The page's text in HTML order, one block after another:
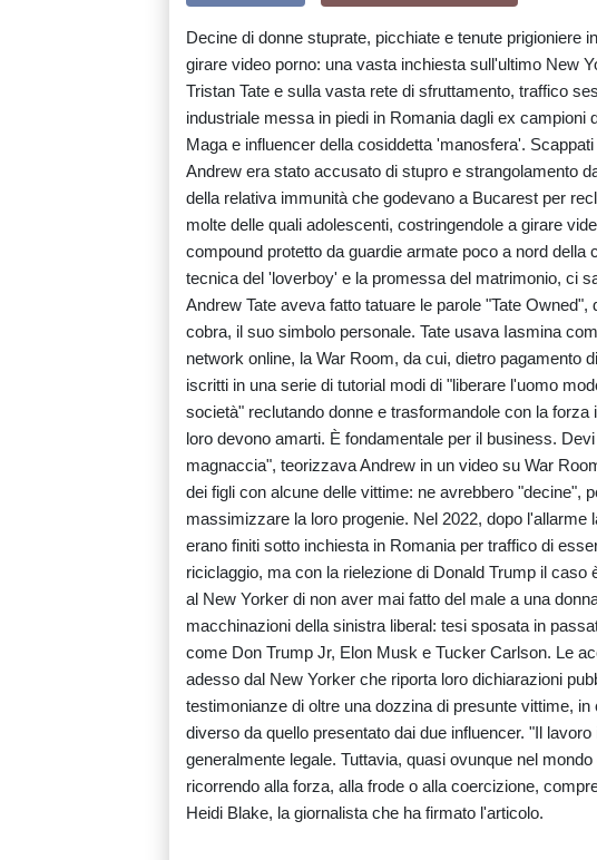
Decine di donne stuprate, picchiate e tenute prigioniere
girare video porno: una vasta inchiesta sull'ultimo New
Tristan Tate e sulla vasta rete di sfruttamento, traffico
industriale messa in piedi in Romania dagli ex
Maga e influencer della cosiddetta 'manosfera'.
Andrew era stato accusato di stupro e strangolamento
della relativa immunità che godevano a Bucarest per
molte delle quali adolescenti, costringendole a girare
compound protetto da guardie armate poco a nord della
tecnica del 'loverboy' e la promessa del matrimonio, ci
Andrew Tate aveva fatto tatuare le parole "Tate
cobra, il suo simbolo personale. Tate usava Iasmina
network online, la War Room, da cui, dietro pagamento
iscritti in una serie di tutorial modi di "liberare l'uomo
società" reclutando donne e trasformandole con la
loro devono amarti. È fondamentale per il business.
magnaccia", teorizzava Andrew in un video su War
dei figli con alcune delle vittime: ne avrebbero "decine",
massimizzare la loro progenie. Nel 2022, dopo l'allarme
erano finiti sotto inchiesta in Romania per traffico di
riciclaggio, ma con la rielezione di Donald Trump il caso
al New Yorker di non aver mai fatto del male a una
macchinazioni della sinistra liberal: tesi sposata in
come Don Trump Jr, Elon Musk e Tucker Carlson. Le
adesso dal New Yorker che riporta loro dichiarazioni
testimonianze di oltre una dozzina di presunte vittime,
diverso da quello presentato dai due influencer. "Il
generalmente legale. Tuttavia, quasi ovunque nel
ricorrendo alla forza, alla frode o alla coercizione,
Heidi Blake, la giornalista che ha firmato l'articolo.